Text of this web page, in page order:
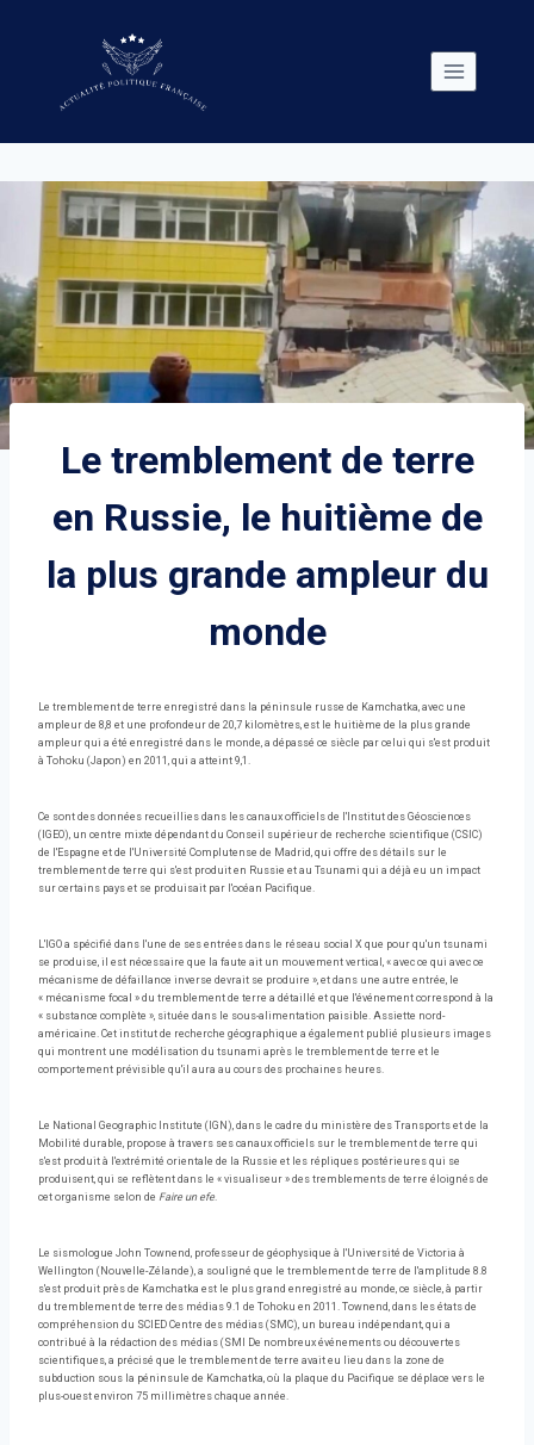
Le tremblement de terre
en Russie, le huitième de
la plus grande ampleur du
monde
Le tremblement de terre enregistré dans la péninsule russe de Kamchatka, avec une
ampleur de 8,8 et une profondeur de 20,7 kilomètres, est le huitième de la plus grande
ampleur qui a été enregistré dans le monde, a dépassé ce siècle par celui qui s'est produit
à Tohoku (Japon) en 2011, qui a atteint 9,1.
Ce sont des données recueillies dans les canaux officiels de l'Institut des Géosciences
(IGEO), un centre mixte dépendant du Conseil supérieur de recherche scientifique (CSIC)
de l'Espagne et de l'Université Complutense de Madrid, qui offre des détails sur le
tremblement de terre qui s'est produit en Russie et au Tsunami qui a déjà eu un impact
sur certains pays et se produisait par l'océan Pacifique.
L'IGO a spécifié dans l'une de ses entrées dans le réseau social X que pour qu'un tsunami
se produise, il est nécessaire que la faute ait un mouvement vertical, « avec ce qui avec ce
mécanisme de défaillance inverse devrait se produire », et dans une autre entrée, le
« mécanisme focal » du tremblement de terre a détaillé et que l'événement correspond à la
« substance complète », située dans le sous-alimentation paisible. Assiette nord-
américaine. Cet institut de recherche géographique a également publié plusieurs images
qui montrent une modélisation du tsunami après le tremblement de terre et le
comportement prévisible qu'il aura au cours des prochaines heures.
Le National Geographic Institute (IGN), dans le cadre du ministère des Transports et de la
Mobilité durable, propose à travers ses canaux officiels sur le tremblement de terre qui
s'est produit à l'extrémité orientale de la Russie et les répliques postérieures qui se
produisent, qui se reflètent dans le « visualiseur » des tremblements de terre éloignés de
cet organisme selon de Faire un efe.
Le sismologue John Townend, professeur de géophysique à l'Université de Victoria à
Wellington (Nouvelle-Zélande), a souligné que le tremblement de terre de l'amplitude 8.8
s'est produit près de Kamchatka est le plus grand enregistré au monde, ce siècle, à partir
du tremblement de terre des médias 9.1 de Tohoku en 2011. Townend, dans les états de
compréhension du SCIED Centre des médias (SMC), un bureau indépendant, qui a
contribué à la rédaction des médias (SMI De nombreux événements ou découvertes
scientifiques, a précisé que le tremblement de terre avait eu lieu dans la zone de
subduction sous la péninsule de Kamchatka, où la plaque du Pacifique se déplace vers le
plus-ouest environ 75 millimètres chaque année.